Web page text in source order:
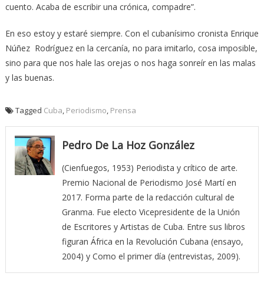
cuento. Acaba de escribir una crónica, compadre”.
En eso estoy y estaré siempre. Con el cubanísimo cronista Enrique
Núñez Rodríguez en la cercanía, no para imitarlo, cosa imposible,
sino para que nos hale las orejas o nos haga sonreír en las malas
y las buenas.
Tagged Cuba Periodismo Prensa
Pedro De La Hoz González
(Cienfuegos, 1953) Periodista y crítico de arte.
Premio Nacional de Periodismo José Martí en
2017. Forma parte de la redacción cultural de
Granma. Fue electo Vicepresidente de la Unión
de Escritores y Artistas de Cuba. Entre sus libros
figuran África en la Revolución Cubana (ensayo,
2004) y Como el primer día (entrevistas, 2009).